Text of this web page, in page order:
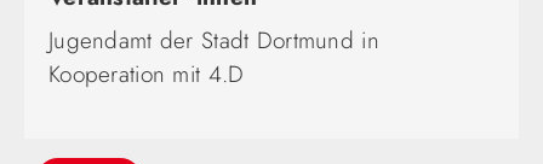
Jugendamt der Stadt Dortmund in
Kooperation mit 4.D